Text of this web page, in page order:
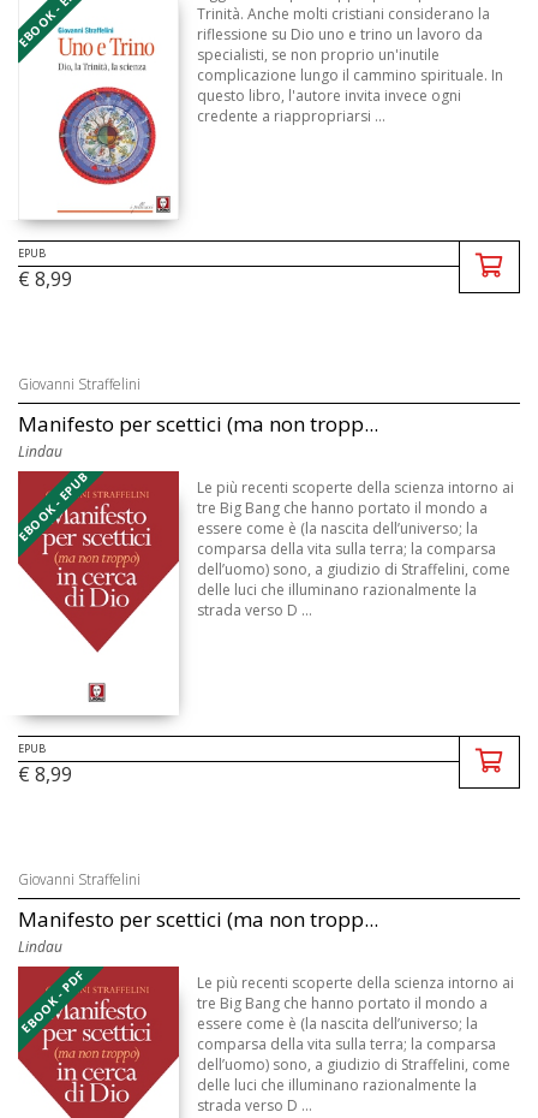
Trinità. Anche molti cristiani considerano la
riflessione su Dio uno e trino un lavoro da
specialisti, se non proprio un'inutile
complicazione lungo il cammino spirituale. In
questo libro, l'autore invita invece ogni
credente a riappropriarsi ...
EPUB
€ 8,99
Giovanni Straffelini
Manifesto per scettici (ma non tropp...
Lindau
EBOOK - EPUB
Le più recenti scoperte della scienza intorno ai
tre Big Bang che hanno portato il mondo a
essere come è (la nascita dell’universo; la
comparsa della vita sulla terra; la comparsa
dell’uomo) sono, a giudizio di Straffelini, come
delle luci che illuminano razionalmente la
strada verso D ...
EPUB
€ 8,99
Giovanni Straffelini
Manifesto per scettici (ma non tropp...
Lindau
EBOOK - PDF
Le più recenti scoperte della scienza intorno ai
tre Big Bang che hanno portato il mondo a
essere come è (la nascita dell’universo; la
comparsa della vita sulla terra; la comparsa
dell’uomo) sono, a giudizio di Straffelini, come
delle luci che illuminano razionalmente la
strada verso D ...